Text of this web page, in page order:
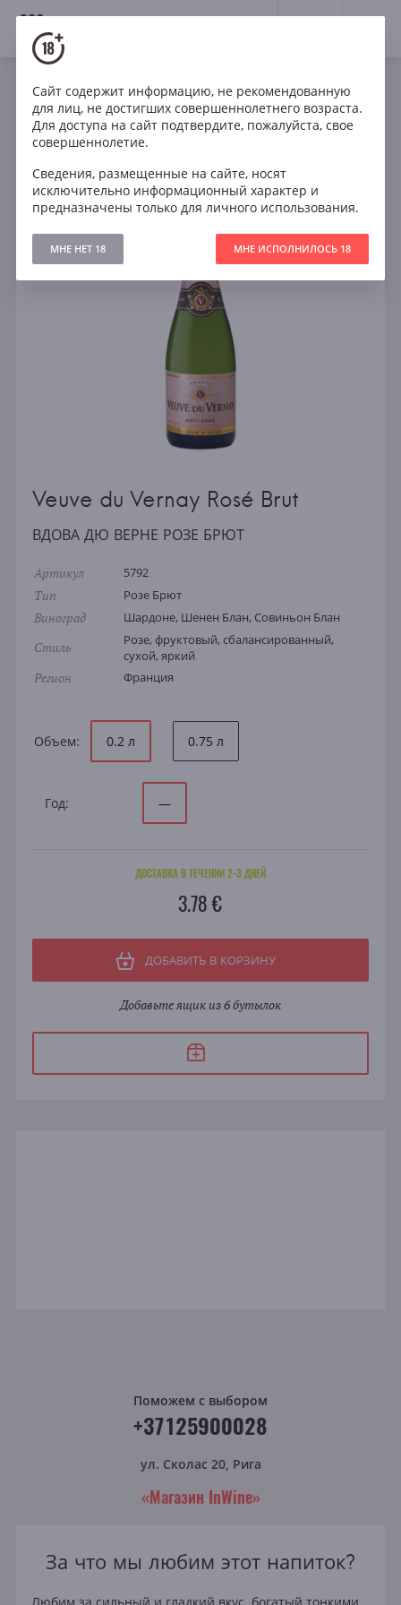
18+
Игристое Розе Брют
Франция
Veuve du Vernay Rosé Brut
Veuve du Vernay Rosé Brut
ВДОВА ДЮ ВЕРНЕ РОЗЕ БРЮТ
Артикул 5792
Тип Розе Брют
Виноград Шардоне, Шенен Блан, Совиньон Блан
Стиль
Розе, фруктовый, сбалансированный,
сухой, яркий
Регион Франция
Объем: 0.2 л 0.75 л
Год: —
ДОСТАВКА В ТЕЧЕНИИ 2-3 ДНЕЙ
3.78 €
ДОБАВИТЬ В КОРЗИНУ
Добавьте ящик из 6 бутылок
Поможем с выбором
+37125900028
ул. Сколас 20, Рига
«Магазин InWine»
За что мы любим этот напиток?
Сайт содержит информацию, не рекомендованную
для лиц, не достигших совершеннолетнего возраста.
Для доступа на сайт подтвердите, пожалуйста, свое
совершеннолетие.
Сведения, размещенные на сайте, носят
исключительно информационный характер и
предназначены только для личного использования.
МНЕ НЕТ 18 МНЕ ИСПОЛНИЛОСЬ 18